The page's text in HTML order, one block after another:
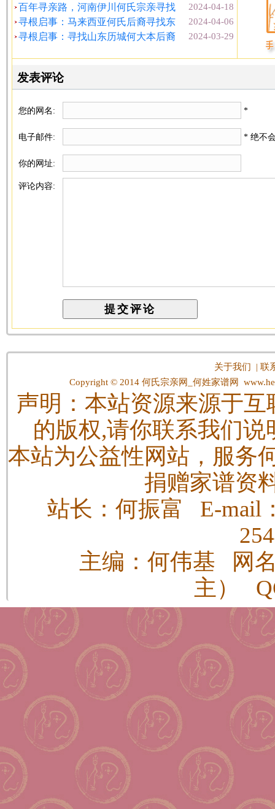
2024-04-18
百年寻亲路，河南伊川何氏宗亲寻找
2024-04-06
寻根启事：马来西亚何氏后裔寻找东
2024-03-29
寻根启事：寻找山东历城何大本后裔
发表评论
您的网名: *
电子邮件: * 绝不
你的网址:
评论内容:
关于我们 |联
Copyright © 2014 何氏宗亲网_何姓家谱网
声明：本站资源来源于
的版权,请你联系我们
本站为公益性网站，服务
捐赠家谱资
站长：何振富 E-mail
主编：何伟基 网
主）